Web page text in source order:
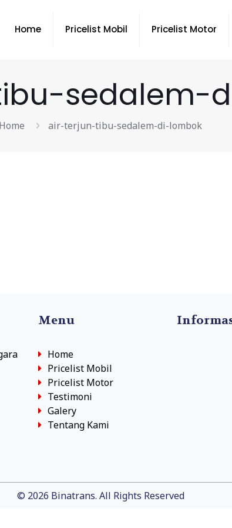
Home Pricelist Mobil Pricelist Motor
sedalem-
Home air-terjun-tibu-sedalem-di-lombok
Menu
Home
Pricelist Mobil
Pricelist Motor
Testimoni
Galery
Tentang Kami
© 2026 Binatrans. All Rights Reserved